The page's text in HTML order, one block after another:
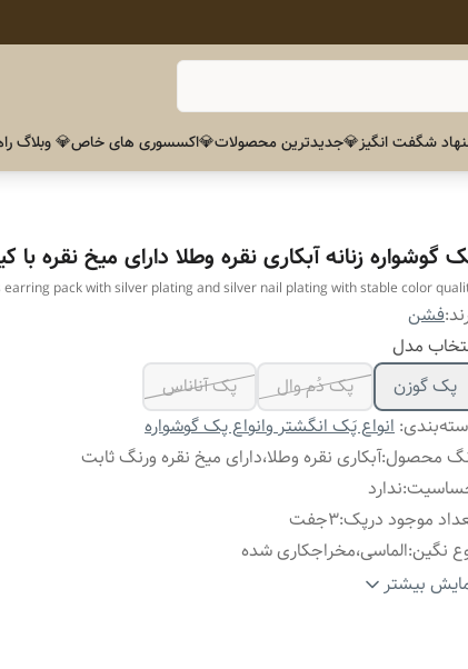
شگفت انگیز💎جدیدترین محصولات💎اکسسوری های خاص💎 وبلاگ
گوشواره زنانه آبکاری نقره وطلا دارای میخ نقره با
earring pack with silver plating and silver nail plating with stable color
فشن
مدل
پک گوزن
پک دُم وال
پک آناناس
: انواع پَک انگشتر وانواع پک گوشواره
محصول:آبکاری نقره وطلا،دارای میخ نقره ورنگ ثابت
:ندارد
موجود درپک:۳جفت
نگین:الماسی،مخراجکاری شده
استفاده :روزانه،اوت فیت،عکاسی،هدیه دادن بیشتر